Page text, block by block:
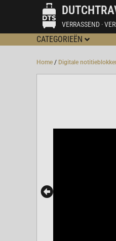
VERRASSEND ·
CATEGORIEËN
Home / Digitale